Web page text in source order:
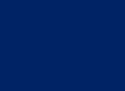
öppnas i nytt fönster.